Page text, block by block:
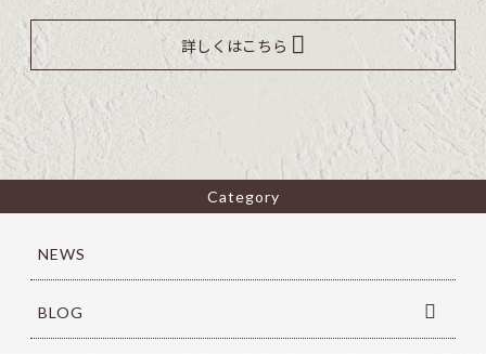
詳しくはこちら
Category
NEWS
BLOG